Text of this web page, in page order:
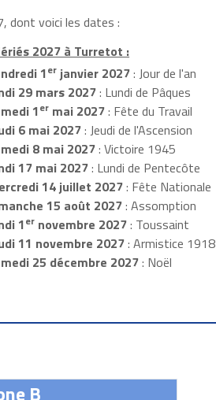
dont voici les dates :
2027 à Turretot :
1erjanvier 2027: Jour de l'an
29 mars 2027: Lundi de Pâques
1ermai 2027: Fête du Travail
6 mai 2027: Jeudi de l'Ascension
8 mai 2027: Victoire 1945
17 mai 2027: Lundi de Pentecôte
14 juillet 2027: Fête Nationale
15 août 2027: Assomption
1ernovembre 2027: Toussaint
11 novembre 2027: Armistice 1918
25 décembre 2027: Noël
B